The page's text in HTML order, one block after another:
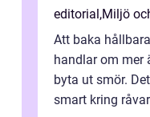
editorial,Miljö
Att baka
handlar om mer
byta ut smör.
smart kring